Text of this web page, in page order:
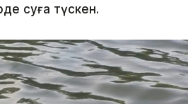
суға түскен.